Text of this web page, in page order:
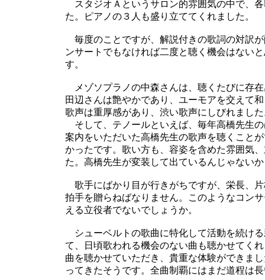
スタジオＡというサロン的雰囲気の中で、
た。ピアノの３人も盛り立ててくれました。
毎度のことですが、解説付きの歌詞の対訳
ンサートでもなければ二度と聴く機会はない
す。
メゾソプラノの中森さんは、聴くたびに存
田辺さんは艶やかであり、ユーモアを交えて
歌声は重厚感があり、渋い歌声にしびれまし
そして、テノールといえば、毎年高橋先生
案内をいただいた高橋先生の歌声を聴くこと
かったです。歌い方も、容姿を含めた雰囲気
た。高橋先生が変装して出ているんじゃない
歌手にばかり目が行きがちですが、栄長、
拍手を贈らねばなりません。このようなコン
える立役者でないでしょうか。
シューベルトの歌曲に特化して活動を続け
て、日頃歌われる機会のない曲も聴かせてく
曲を聴かせていただき、貴重な体験ができま
ってきたそうです。全曲制覇にはまだ道程は